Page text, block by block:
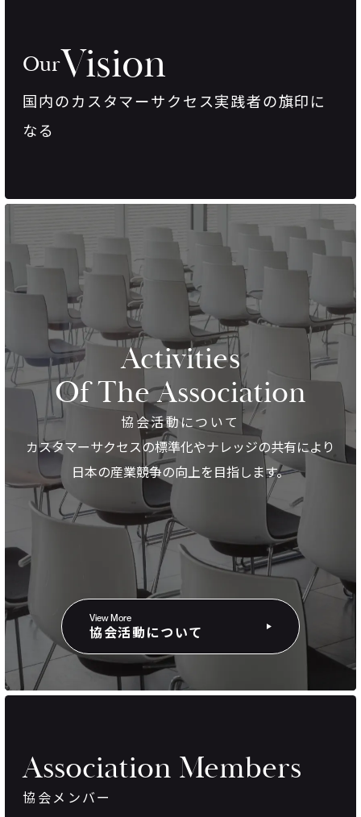
OurVision
国内のカスタマーサクセス実践者の旗印に
なる
Activities
Of The Association
協会活動について
カスタマーサクセスの標準化やナレッジの共有により
日本の産業競争の向上を目指します。
View More
協会活動について
Association Members
協会メンバー